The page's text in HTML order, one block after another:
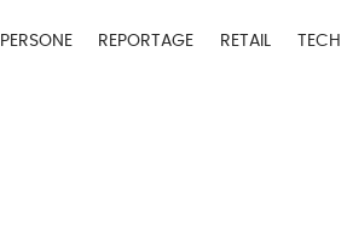
PERSONE REPORTAGE RETAIL TECH